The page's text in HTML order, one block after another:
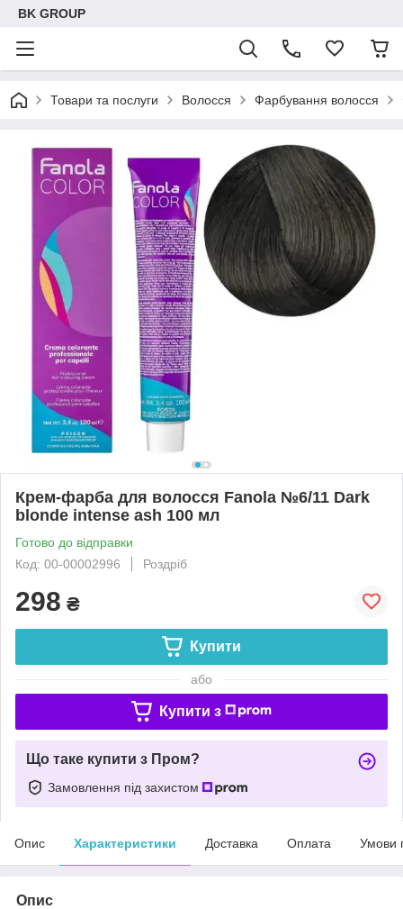
BK GROUP
Товари та послуги Волосся Фарбування волосся
Крем-фарба для волосся Fanola №6/11 Dark
blonde intense ash 100 мл
Готово до відправки
Код: 00-00002996
Роздріб
298 ₴
Купити
або
Купити з
Що таке купити з Пром?
Замовлення під захистом
Опис Характеристики Доставка Оплата Умови
Опис